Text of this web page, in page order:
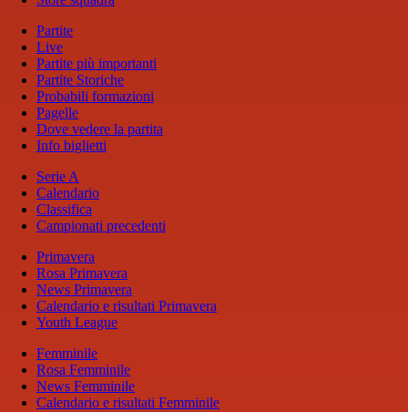
Partite
Live
Partite più importanti
Partite Storiche
Probabili formazioni
Pagelle
Dove vedere la partita
Info biglietti
Serie A
Calendario
Classifica
Campionati precedenti
Primavera
Rosa Primavera
News Primavera
Calendario e risultati Primavera
Youth League
Femminile
Rosa Femminile
News Femminile
Calendario e risultati Femminile